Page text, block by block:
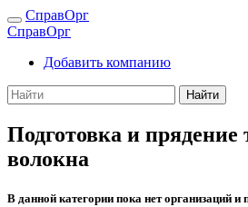
СправОрг
СправОрг
Добавить компанию
Найти
Подготовка и прядение
волокна
В данной категории пока нет организаций и